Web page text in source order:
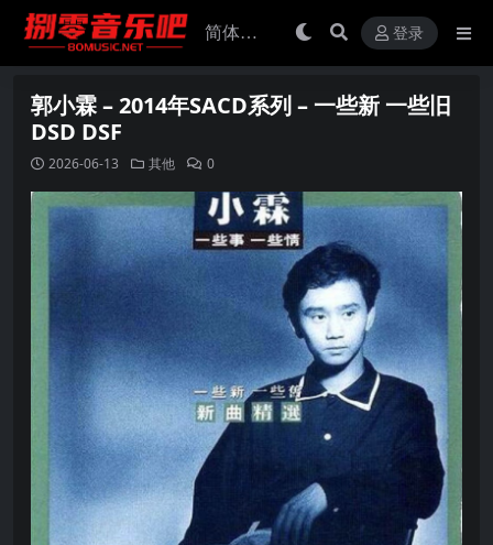
登录
郭小霖 – 2014年SACD系列 – 一些新 一些旧
DSD DSF
2026-06-13 其他 0